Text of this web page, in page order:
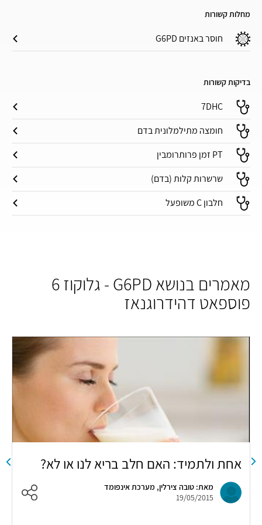
מחלות קשורות
חוסר באנזים G6PD
בדיקות קשורות
7DHC
חומצה מתילמלונית בדם
PT זמן פרותרומבין
שרשרות קלות (בדם)
חלבון C משופעל
מאמרים בנושא G6PD - גלוקוז 6
פוספאט דהידרוגנאז
אחת ולתמיד: האם חלב בריא לנו או לא?
מאת: טובה צירלין, מערכת אינפומד
19/05/2015